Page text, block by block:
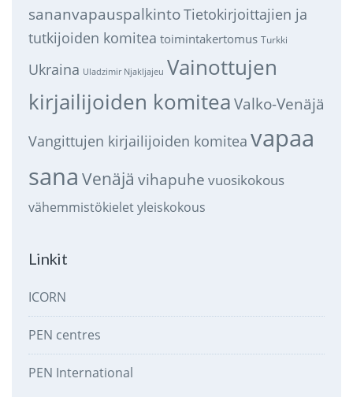
sananvapauspalkintoTietokirjoittajien ja
tutkijoiden komitea toimintakertomus Turkki
Ukraina Uladzimir Njakljajeu Vainottujen
kirjailijoiden komitea Valko-Venäjä
Vangittujen kirjailijoiden komitea vapaa
sana Venäjä vihapuhe vuosikokous
vähemmistökieletyleiskokous
Linkit
ICORN
PEN centres
PEN International